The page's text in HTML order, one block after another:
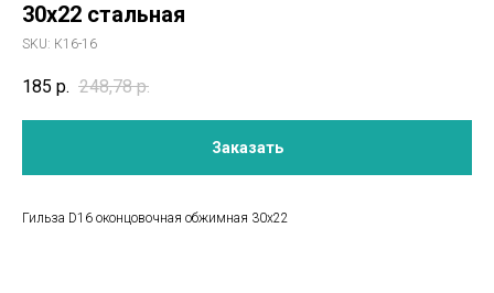
30х22 стальная
SKU: К16-16
185 р. 248,78 р.
Заказать
Гильза D16 оконцовочная обжимная 30х22